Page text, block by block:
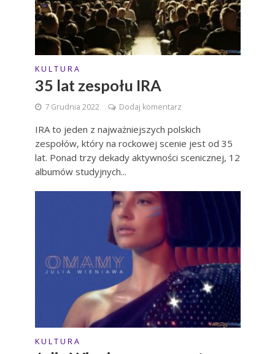
K U L T U R A
35 lat zespołu IRA
7 Grudnia 2022 Dodaj komentarz
IRA to jeden z najważniejszych polskich
zespołów, który na rockowej scenie jest od 35
lat. Ponad trzy dekady aktywności scenicznej, 12
albumów studyjnych...
K U L T U R A